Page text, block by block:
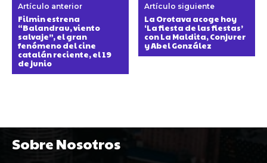
Artículo anterior
Filmin estrena
“Balandrau, viento
salvaje”, el gran
fenómeno del cine
catalán reciente, el 19
de junio
Artículo siguiente
La Orotava acoge hoy
‘La fiesta de las fiestas’
con La Maldita, Conjurer
y Abel González
Sobre Nosotros